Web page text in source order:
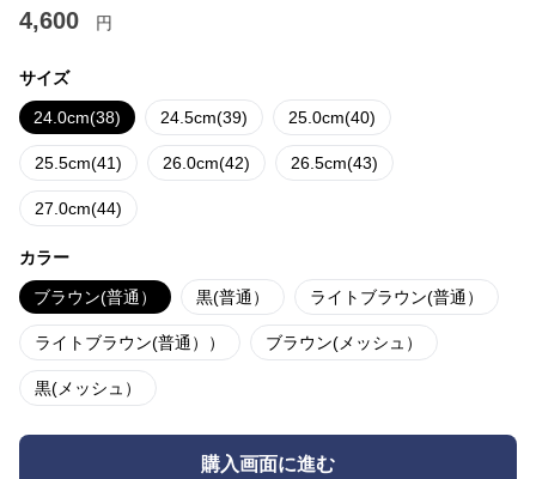
4,600 円
サイズ
24.0cm(38) 24.5cm(39) 25.0cm(40)
25.5cm(41) 26.0cm(42) 26.5cm(43)
27.0cm(44)
カラー
ブラウン(普通） 黒(普通） ライトブラウン(普通）
ライトブラウン(普通）） ブラウン(メッシュ）
黒(メッシュ）
購入画面に進む